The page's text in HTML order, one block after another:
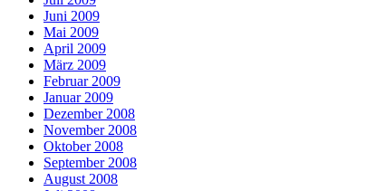
Juni 2009
Mai 2009
April 2009
März 2009
Februar 2009
Januar 2009
Dezember 2008
November 2008
Oktober 2008
September 2008
August 2008